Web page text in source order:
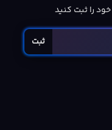
را ثبت کنید
ثبت